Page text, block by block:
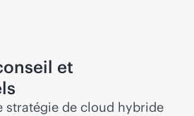
et
stratégie de cloud hybride